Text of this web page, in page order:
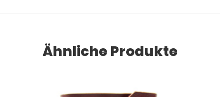
Ähnliche Produkte